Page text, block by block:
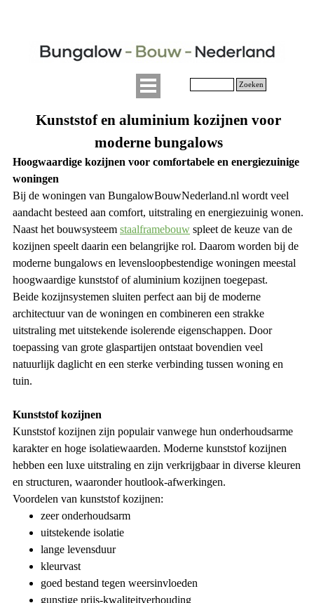
Zoeken
Kunststof en aluminium kozijnen voor
moderne bungalows
Hoogwaardige kozijnen voor comfortabele en energiezuinige
woningen
Bij de woningen van BungalowBouwNederland.nl wordt veel
aandacht besteed aan comfort, uitstraling en energiezuinig wonen.
Naast het bouwsysteem staalframebouw spleet de keuze van de
kozijnen speelt daarin een belangrijke rol. Daarom worden bij de
moderne bungalows en levensloopbestendige woningen meestal
hoogwaardige kunststof of aluminium kozijnen toegepast.
Beide kozijnsystemen sluiten perfect aan bij de moderne
architectuur van de woningen en combineren een strakke
uitstraling met uitstekende isolerende eigenschappen. Door
toepassing van grote glaspartijen ontstaat bovendien veel
natuurlijk daglicht en een sterke verbinding tussen woning en
tuin.
Kunststof kozijnen
Kunststof kozijnen zijn populair vanwege hun onderhoudsarme
karakter en hoge isolatiewaarden. Moderne kunststof kozijnen
hebben een luxe uitstraling en zijn verkrijgbaar in diverse kleuren
en structuren, waaronder houtlook-afwerkingen.
Voordelen van kunststof kozijnen:
zeer onderhoudsarm
uitstekende isolatie
lange levensduur
kleurvast
goed bestand tegen weersinvloeden
gunstige prijs-kwaliteitverhouding